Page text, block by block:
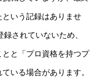
いう記録はありませ
されていないため、
とと「プロ資格を持つプ
いる場合があります。